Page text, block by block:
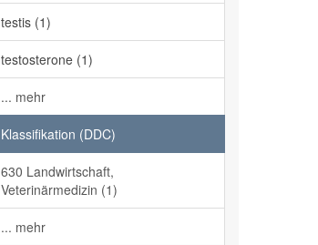
testis (1)
testosterone (1)
... mehr
Klassifikation (DDC)
630 Landwirtschaft,
Veterinärmedizin (1)
... mehr